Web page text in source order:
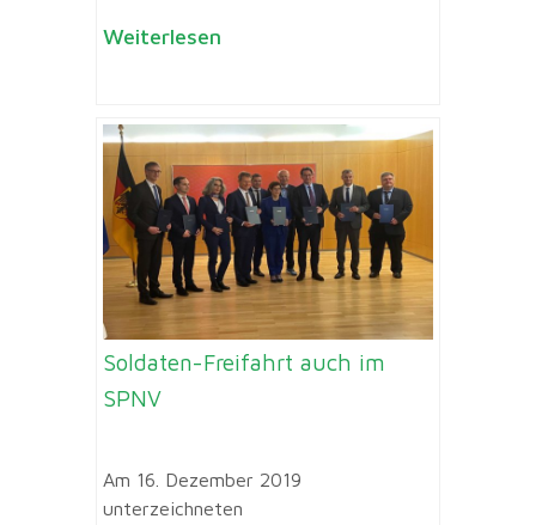
Weiterlesen
Soldaten-Freifahrt auch im
SPNV
Am 16. Dezember 2019
unterzeichneten